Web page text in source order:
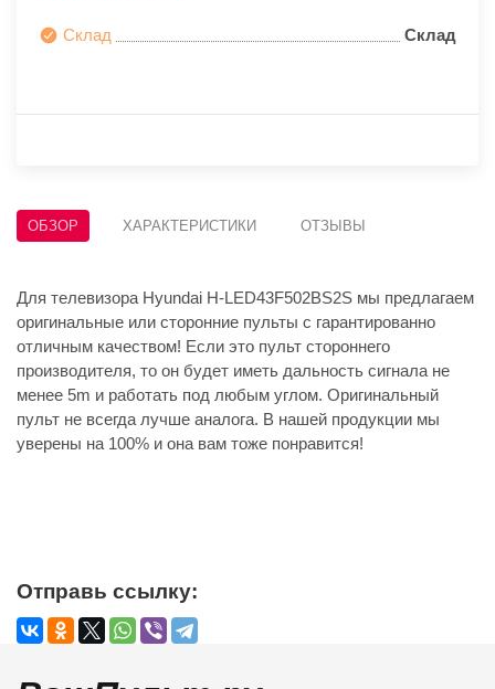
Склад Склад
ОБЗОР ХАРАКТЕРИСТИКИ ОТЗЫВЫ
Для телевизора Hyundai H-LED43F502BS2S мы предлагаем
оригинальные или сторонние пульты с гарантированно
отличным качеством! Если это пульт стороннего
производителя, то он будет иметь дальность сигнала не
менее 5m и работать под любым углом. Оригинальный
пульт не всегда лучше аналога. В нашей продукции мы
уверены на 100% и она вам тоже понравится!
Отправь ссылку: